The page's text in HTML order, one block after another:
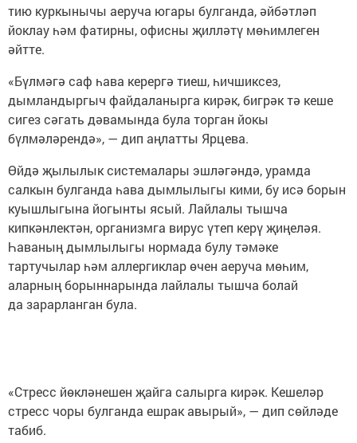
тию куркынычы аеруча югары булганда, әйбәтләп
йоклау һәм фатирны, офисны җилләтү мөһимлеген
әйтте.
«Бүлмәгә саф һава керергә тиеш, һичшиксез,
дымландыргыч файдаланырга кирәк, бигрәк тә кеше
сигез сәгать дәвамында була торган йокы
бүлмәләрендә», — дип аңлатты Ярцева.
Өйдә җылылык системалары эшләгәндә, урамда
салкын булганда һава дымлылыгы кими, бу исә борын
куышлыгына йогынты ясый. Лайлалы тышча
кипкәнлектән, организмга вирус үтеп керү җиңеләя.
Һаваның дымлылыгы нормада булу тәмәке
тартучылар һәм аллергиклар өчен аеруча мөһим,
аларның борыннарында лайлалы тышча болай
да зарарланган була.
«Стресс йөкләнешен җайга салырга кирәк. Кешеләр
стресс чоры булганда ешрак авырый», — дип сөйләде
табиб.